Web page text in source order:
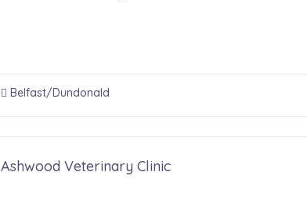
Belfast/Dundonald
Ashwood Veterinary Clinic